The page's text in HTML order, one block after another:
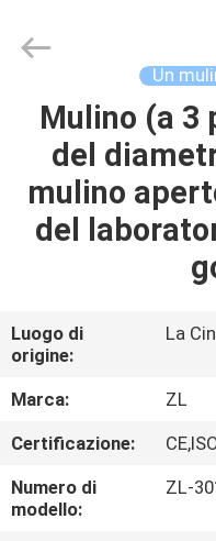
CASA
PRODOTTI
CIRCA
NOI
GIRO
DELLA
FABBRICA
Instrument
Technology
Reserved.
Un
Mulino (a 3
del
mulino
del
Luogo di
origine:
La
Marca:
ZL
Certificazione:
Numero di
modello:
ZL-